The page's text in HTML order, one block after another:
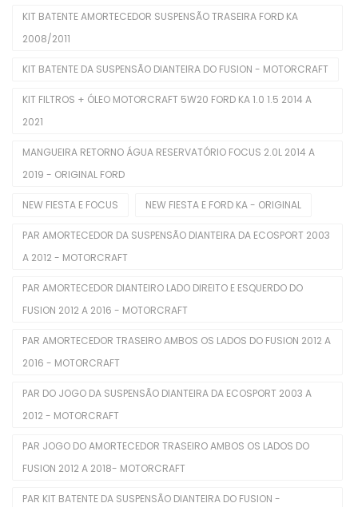
Cabeçotes
Cabos De Velas
Corpo De Borboleta
Correias Dentadas
Correias Poly V
Filtros De Ar
Filtros De Combustível
Filtros De Óleo
Juntas Tampa De Válvula
Kit De Distribuição
KIT BATENTE AMORTECEDOR SUSPENSÃO TRASEIRA FORD KA
2008/2011
KIT BATENTE DA SUSPENSÃO DIANTEIRA DO FUSION - MOTORCRAFT
KIT FILTROS + ÓLEO MOTORCRAFT 5W20 FORD KA 1.0 1.5 2014 A
2021
MANGUEIRA RETORNO ÁGUA RESERVATÓRIO FOCUS 2.0L 2014 A
2019 - ORIGINAL FORD
NEW FIESTA E FOCUS NEW FIESTA E FORD KA - ORIGINAL
PAR AMORTECEDOR DA SUSPENSÃO DIANTEIRA DA ECOSPORT 2003
A 2012 - MOTORCRAFT
PAR AMORTECEDOR DIANTEIRO LADO DIREITO E ESQUERDO DO
FUSION 2012 A 2016 - MOTORCRAFT
PAR AMORTECEDOR TRASEIRO AMBOS OS LADOS DO FUSION 2012 A
2016 - MOTORCRAFT
PAR DO JOGO DA SUSPENSÃO DIANTEIRA DA ECOSPORT 2003 A
2012 - MOTORCRAFT
PAR JOGO DO AMORTECEDOR TRASEIRO AMBOS OS LADOS DO
FUSION 2012 A 2018- MOTORCRAFT
PAR KIT BATENTE DA SUSPENSÃO DIANTEIRA DO FUSION -